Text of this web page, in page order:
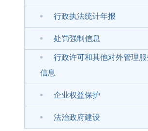
行政执法统计年报
处罚强制信息
行政许可和其他对外管理服
信息
企业权益保护
法治政府建设